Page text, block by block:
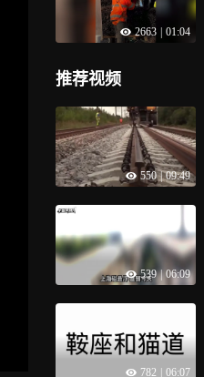
2663 01:04
推荐视频
550 | 09:49
539 | 06:09
782 06:07